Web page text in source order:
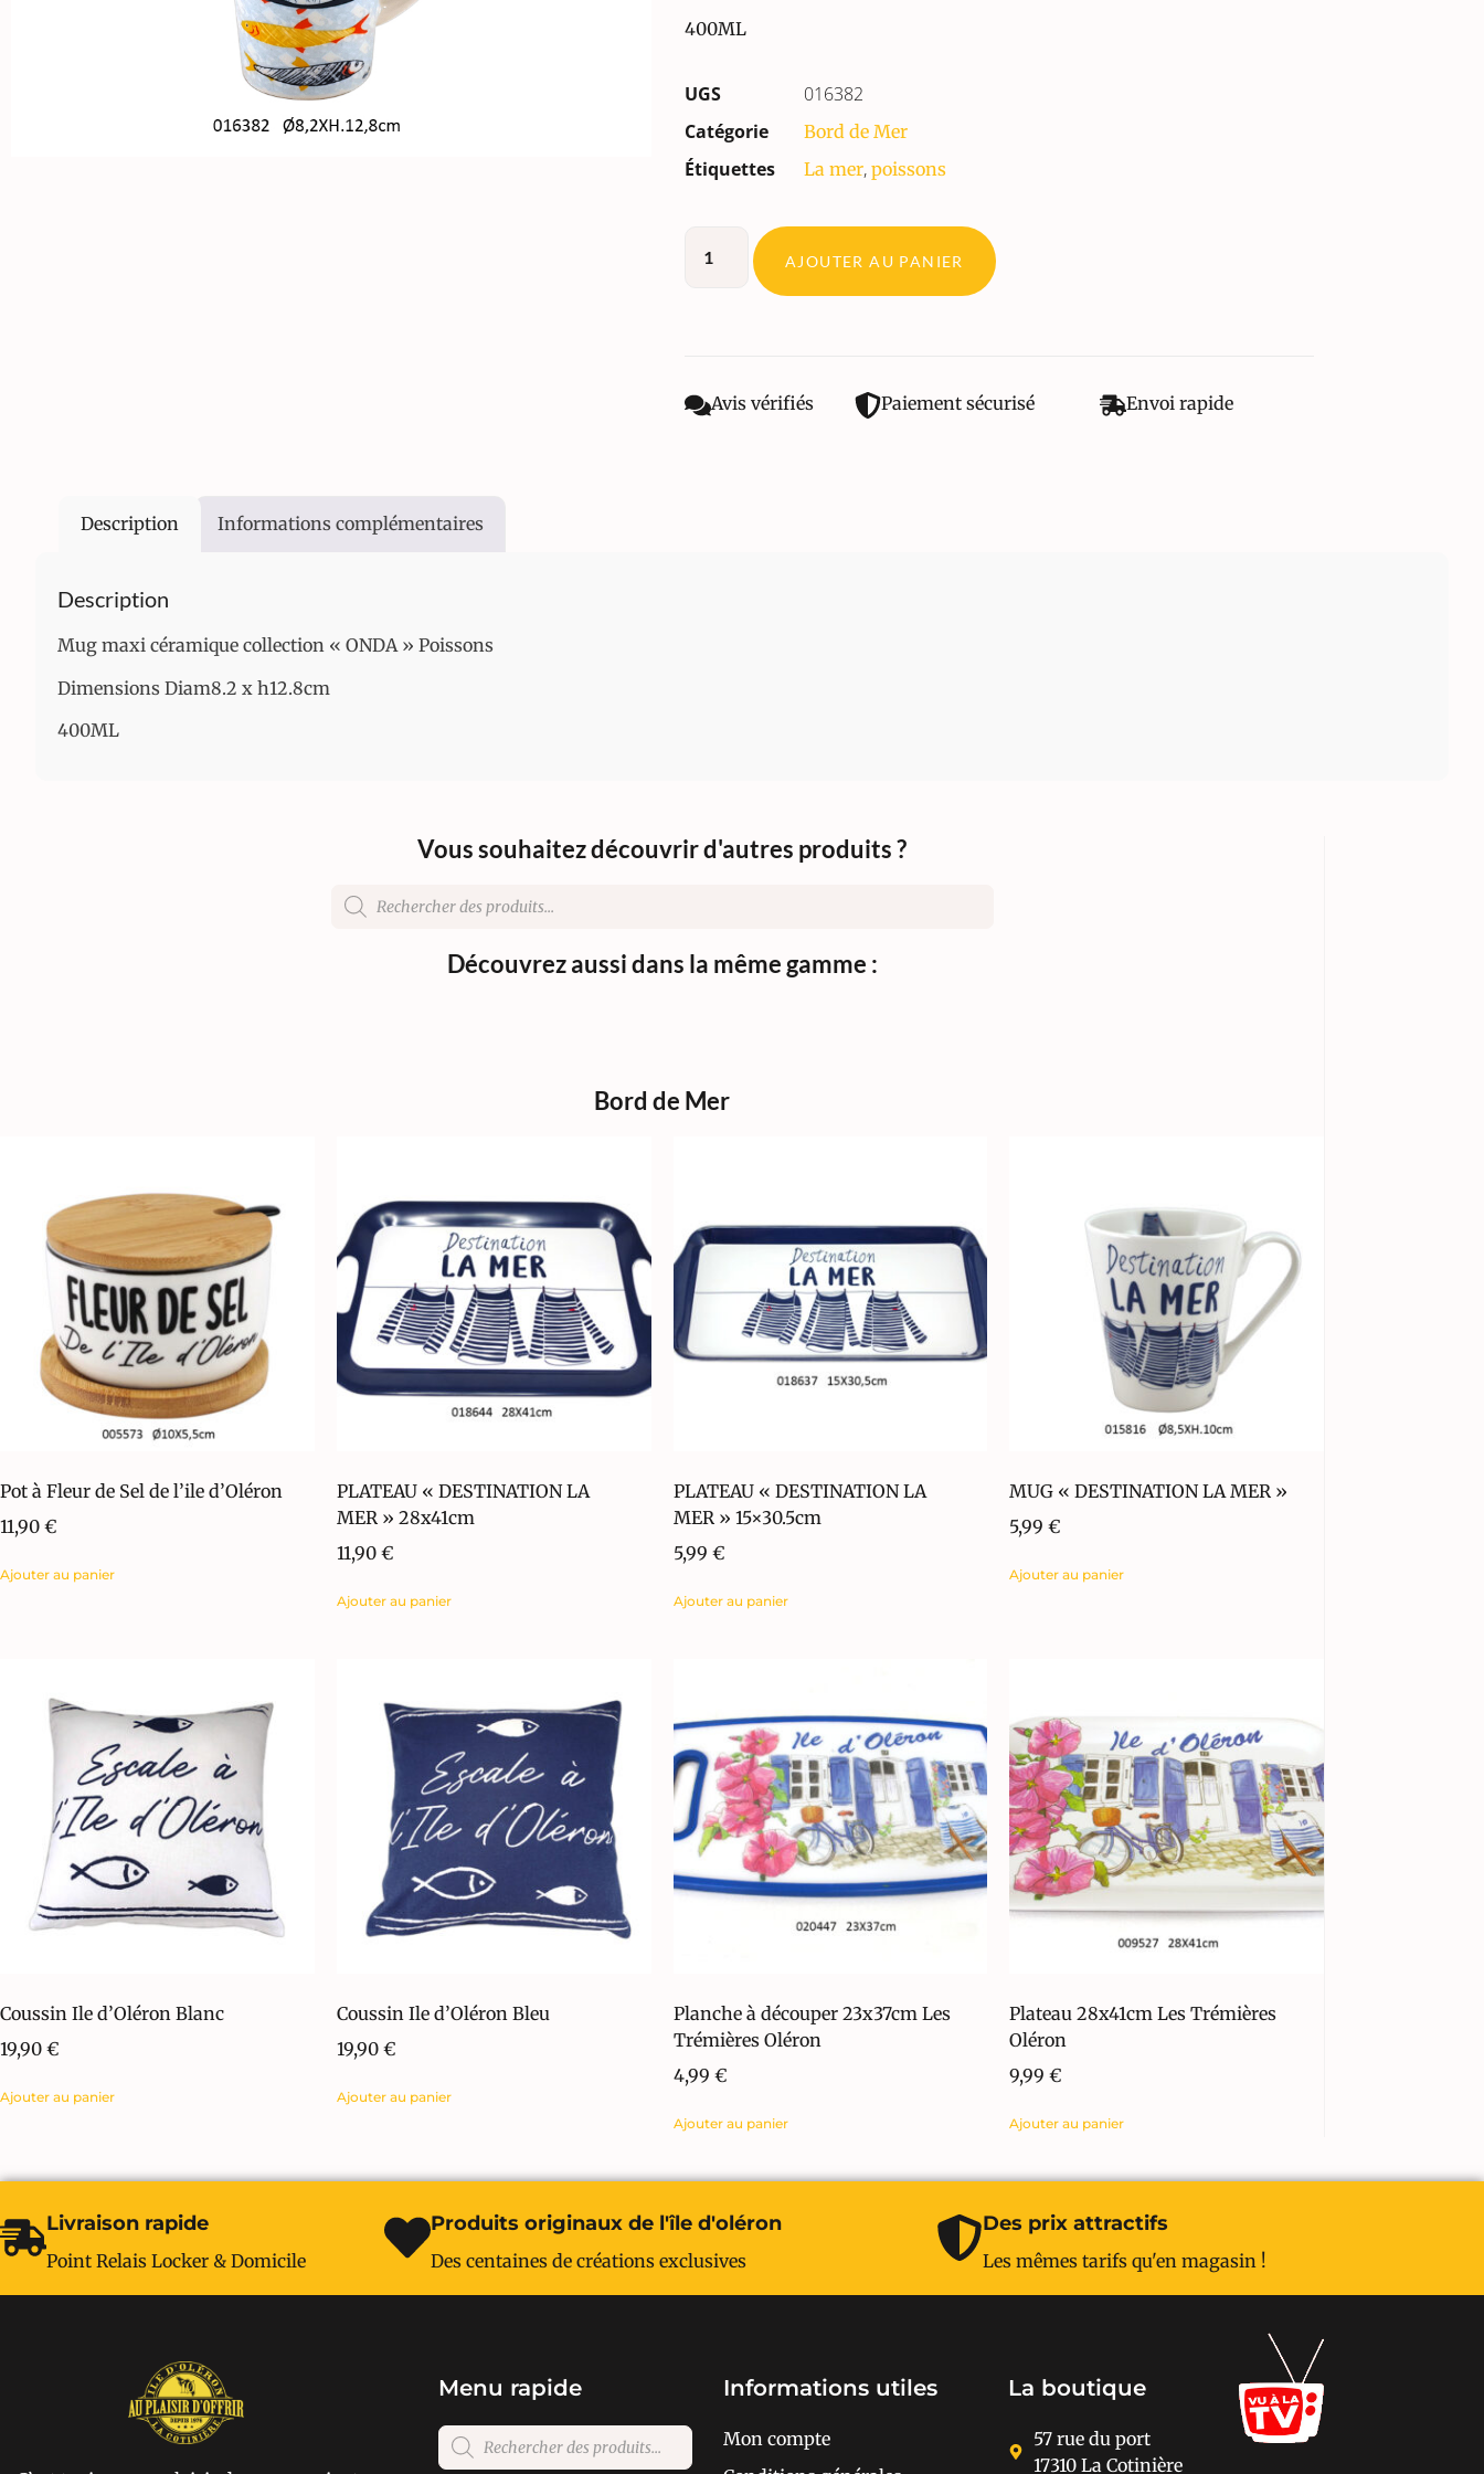
400ML
UGS
016382
Catégorie
Bord de Mer
Étiquettes La mer, poissons
AJOUTER AU PANIER
Avis vérifiés Paiement sécurisé Envoi rapide
Description Informations complémentaires
Description
Mug maxi céramique collection « ONDA » Poissons
Dimensions Diam8.2 x h12.8cm
400ML
Vous souhaitez découvrir d'autres produits ?
Découvrez aussi dans la même gamme :
Bord de Mer
Pot à Fleur de Sel de l’ile d’Oléron
11,90 €
Ajouter au panier
PLATEAU « DESTINATION LA
MER » 28x41cm
11,90 €
Ajouter au panier
PLATEAU « DESTINATION LA
MER » 15×30.5cm
5,99 €
Ajouter au panier
MUG « DESTINATION LA MER »
5,99€
Ajouter au panier
Coussin Ile d’Oléron Blanc
19,90 €
Ajouter au panier
Coussin Ile d’Oléron Bleu
19,90 €
Ajouter au panier
Planche à découper 23x37cm Les
Trémières Oléron
4,99 €
Ajouter au panier
Plateau 28x41cm Les Trémières
Oléron
9,99€
Ajouter au panier
Livraison rapide
Point Relais Locker & Domicile
Produits originaux de l'île d'oléron
Des centaines de créations exclusives
Des prix attractifs
Les mêmes tarifs qu'en magasin !
Menu rapide Informations utiles
Mon compte
La boutique
57 rue du port
17310 La Cotinière